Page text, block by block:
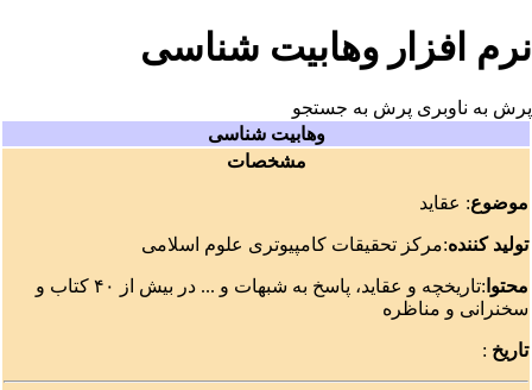
نرم افزار وهابیت شناسی
پرش به ناوبری پرش به جستجو
وهابیت شناسی
مشخصات
موضوع: عقاید
تولید کننده:مرکز تحقیقات کامپیوتری علوم اسلامی
محتوا
:تاریخچه و عقاید، پاسخ به شبهات و ... در بیش از ۴۰ کتاب و
سخنرانی و مناظره
تاریخ :